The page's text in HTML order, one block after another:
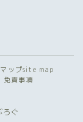
ップsite map
免責事項
ぐ